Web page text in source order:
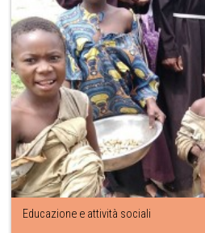
Educazione e attività sociali